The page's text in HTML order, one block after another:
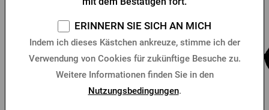
ERINNERN SIE SICH AN MICH
Indem ich dieses Kästchen ankreuze, stimme ich der
Verwendung von Cookies für zukünftige Besuche zu.
Weitere Informationen finden Sie in den
Nutzungsbedingungen.